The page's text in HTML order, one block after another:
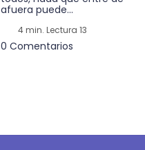
afuera puede...
4 min. Lectura 13
0 Comentarios